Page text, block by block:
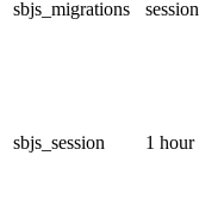
sbjs_migrations session
sbjs_session 1 hour